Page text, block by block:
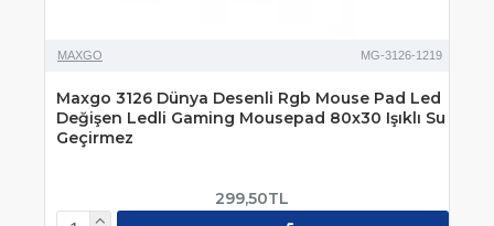
MAXGO MG-3126-1219
Maxgo 3126 Dünya Desenli Rgb Mouse Pad Led
Değişen Ledli Gaming Mousepad 80x30 Işıklı Su
Geçirmez
299,50TL